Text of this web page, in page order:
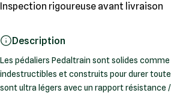
Inspection rigoureuse avant livraison
Description
Les pédaliers Pedaltrain sont solides
indestructibles et construits pour durer toute
sont ultra légers avec un rapport résistance